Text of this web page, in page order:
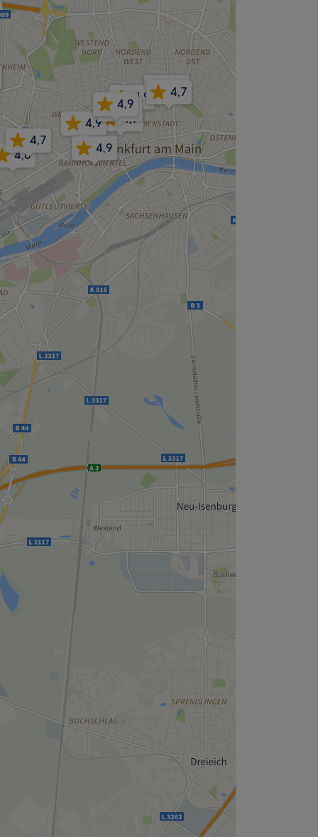
4,7
4,9
4,6
4,9
4,9
4,9
4,7
5,0
4,9
4,7